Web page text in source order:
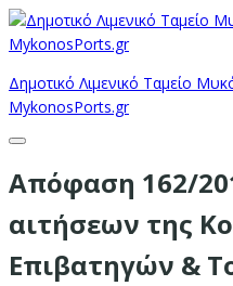
Δημοτικό Λιμενικό Ταμείο
MykonosPorts.gr
Απόφαση 162/
αιτήσεων της
Επιβατηγών &